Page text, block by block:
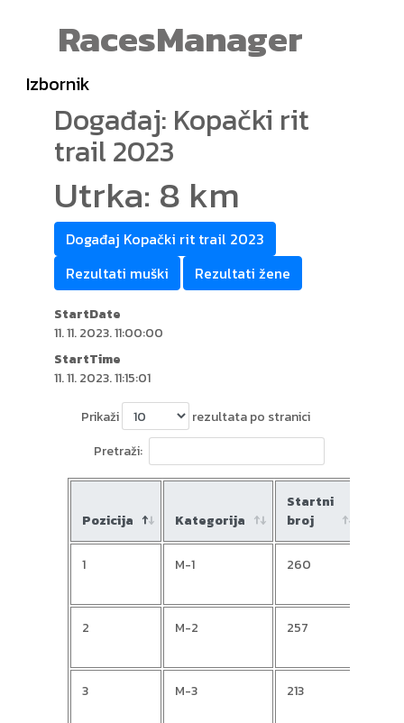
RacesManager
Izbornik
Događaj: Kopački rit
trail 2023
Utrka: 8 km
Događaj Kopački rit trail 2023
Rezultati muški
Rezultati žene
StartDate
11. 11. 2023. 11:00:00
StartTime
11. 11. 2023. 11:15:01
Prikaži
rezultata po stranici
Pretraži:
Pozicija Kategorija
Startni
broj
1 M-1 260
2 M-2 257
3 M-3 213